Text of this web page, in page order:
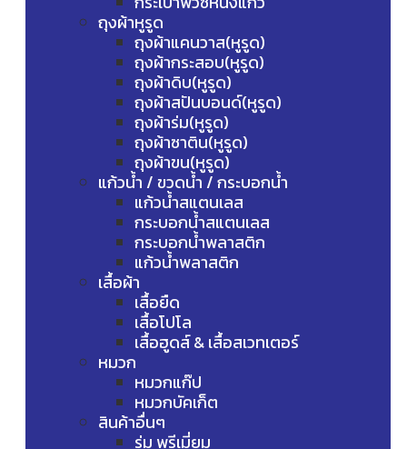
ถุงผ้าหูรูด
ถุงผ้าแคนวาส(หูรูด)
ถุงผ้ากระสอบ(หูรูด)
ถุงผ้าดิบ(หูรูด)
ถุงผ้าสปันบอนด์(หูรูด)
ถุงผ้าร่ม(หูรูด)
ถุงผ้าซาติน(หูรูด)
ถุงผ้าขน(หูรูด)
แก้วน้ำ / ขวดน้ำ / กระบอกน้ำ
แก้วน้ำสแตนเลส
กระบอกน้ำสแตนเลส
กระบอกน้ำพลาสติก
แก้วน้ำพลาสติก
เสื้อผ้า
เสื้อยืด
เสื้อโปโล
เสื้อฮูดส์ & เสื้อสเวทเตอร์
หมวก
หมวกแก๊ป
หมวกบัคเก็ต
สินค้าอื่นๆ
ร่ม พรีเมี่ยม